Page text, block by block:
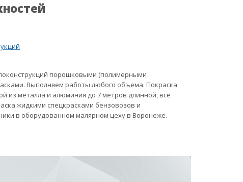
порошковыми (полимерными
Выполняем работы любого объема. Покраска
из металла и алюминия до 7 метров длинной, все
жидкими спецкрасками бензовозов и
в оборудованном малярном цеху в Воронеже.